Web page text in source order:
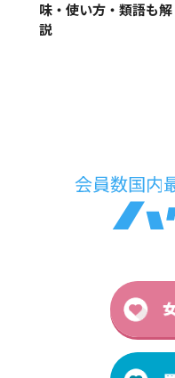
味・使い方・類語も解
説